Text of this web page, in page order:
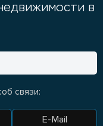
в
связи:
E-Mail